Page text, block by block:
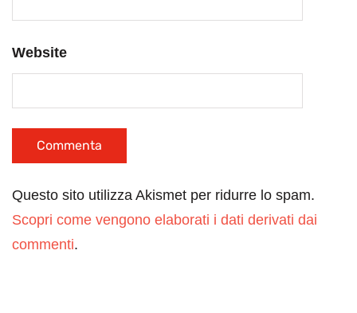
Website
Questo sito utilizza Akismet per ridurre lo spam.
Scopri come vengono elaborati i dati derivati dai
commenti.